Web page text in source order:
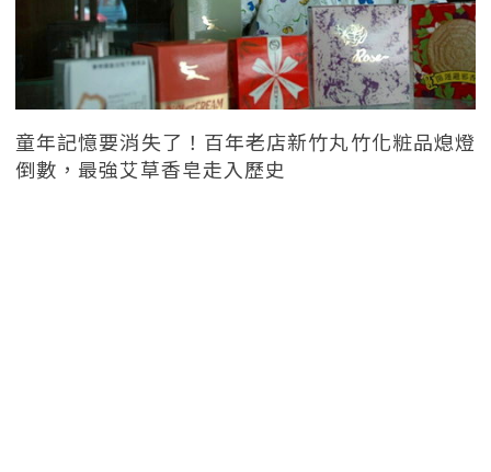
童年記憶要消失了！百年老店新竹丸竹化粧品熄燈
倒數，最強艾草香皂走入歷史